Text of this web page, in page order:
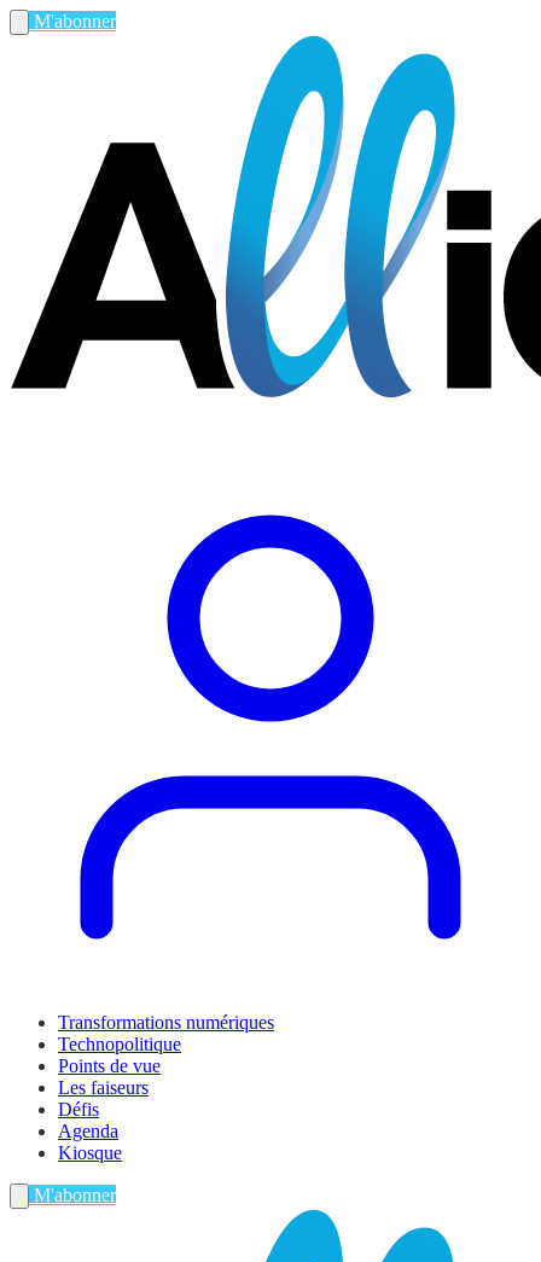
M'abonner
Transformations numériques
Technopolitique
Points de vue
Les faiseurs
Défis
Agenda
Kiosque
M'abonner